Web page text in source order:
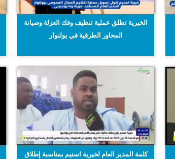
الخيرية تطلق عملية تنظيف وفك العزلة وصيانة
المحاور الطرقية في بولنوار
كلمة المدير العام لخيرية اسنيم بمناسبة إطلاق